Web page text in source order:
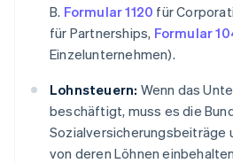
B. Formular 1120 für
für Partnerships, Formular
Einzelunternehmen).
Lohnsteuern: Wenn das
beschäftigt, muss es die
Sozialversicherungsbeiträge
von deren Löhnen